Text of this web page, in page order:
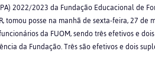
2022/2023 da Fundação Educacional de
tomou posse na manhã de sexta-feira, 27 de
da FUOM, sendo três efetivos e
da Fundação. Três são efetivos e dois